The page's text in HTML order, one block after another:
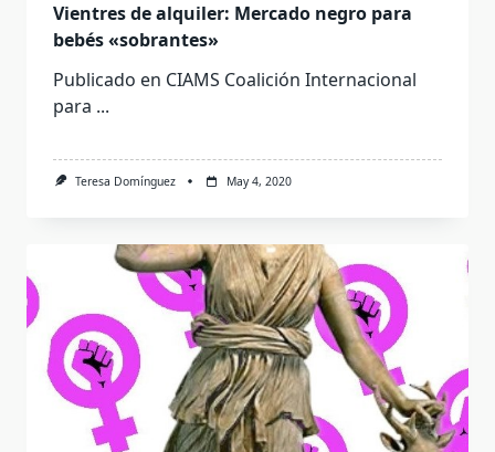
Vientres de alquiler: Mercado negro para
bebés «sobrantes»
Publicado en CIAMS Coalición Internacional
para ...
Teresa Domínguez May 4, 2020